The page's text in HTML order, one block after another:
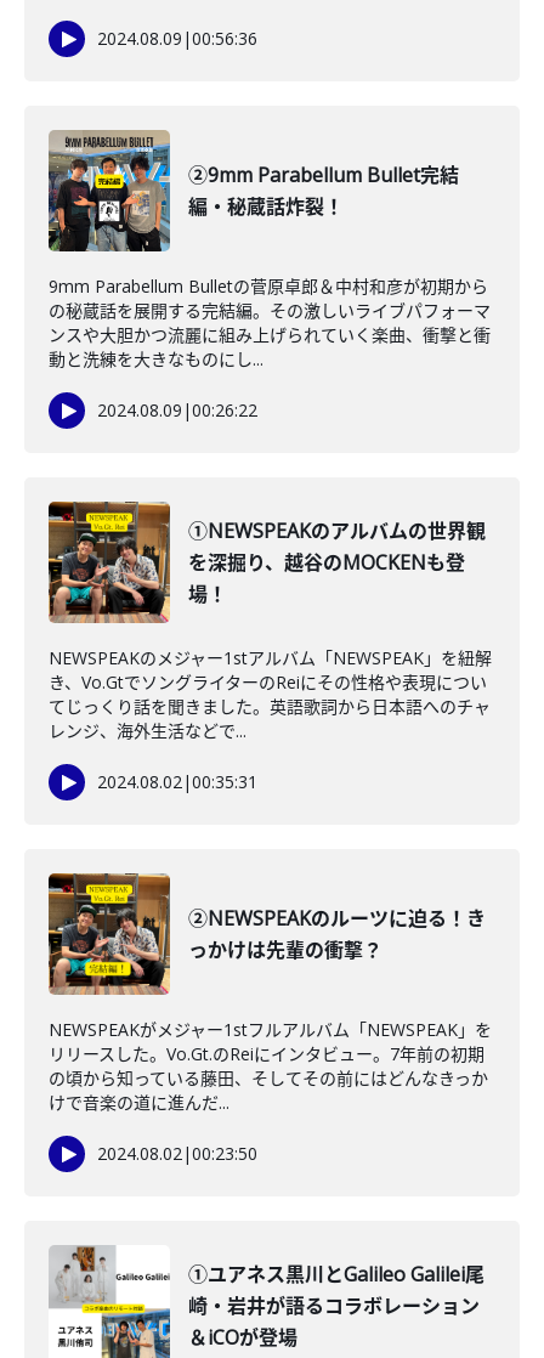
2024.08.09 |00:56:36
②9mm Parabellum Bullet完結
編・秘蔵話炸裂！
9mm Parabellum Bulletの菅原卓郎＆中村和彦が初期から
の秘蔵話を展開する完結編。その激しいライブパフォーマ
ンスや大胆かつ流麗に組み上げられていく楽曲、衝撃と衝
動と洗練を大きなものにし...
2024.08.09 |00:26:22
①NEWSPEAKのアルバムの世界観
を深掘り、越谷のMOCKENも登
場！
NEWSPEAKのメジャー1stアルバム「NEWSPEAK」を紐解
き、Vo.GtでソングライターのReiにその性格や表現につい
てじっくり話を聞きました。英語歌詞から日本語へのチャ
レンジ、海外生活などで...
2024.08.02|00:35:31
②NEWSPEAKのルーツに迫る！き
っかけは先輩の衝撃？
NEWSPEAKがメジャー1stフルアルバム「NEWSPEAK」を
リリースした。Vo.Gt.のReiにインタビュー。7年前の初期
の頃から知っている藤田、そしてその前にはどんなきっか
けで音楽の道に進んだ...
2024.08.02|00:23:50
①ユアネス黒川とGalileo Galilei尾
崎・岩井が語るコラボレーション
＆iCOが登場